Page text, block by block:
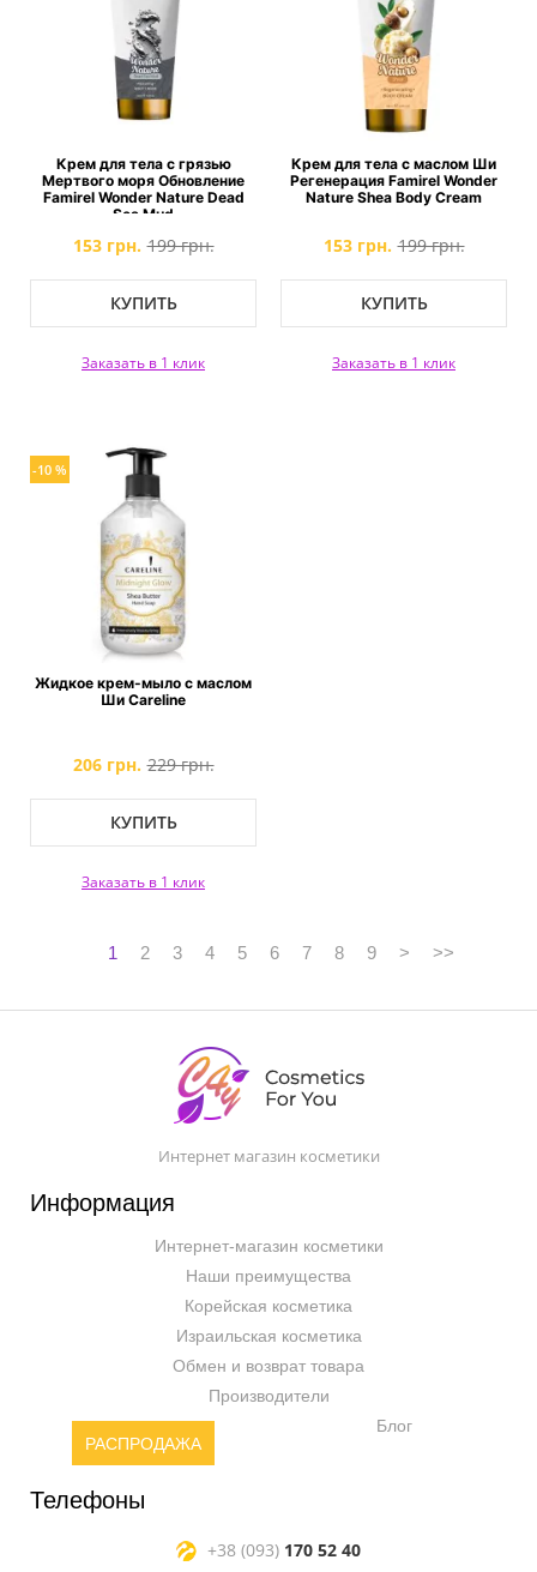
Крем для тела с грязью
Мертвого моря Обновление
Famirel Wonder Nature Dead
Sea Mud
153 грн. 199 грн.
КУПИТЬ
Заказать в 1 клик
Крем для тела с маслом Ши
Регенерация Famirel Wonder
Nature Shea Body Cream
153 грн. 199 грн.
КУПИТЬ
Заказать в 1 клик
-10 %
Жидкое крем-мыло с маслом
Ши Careline
206 грн. 229 грн.
КУПИТЬ
Заказать в 1 клик
1 2 3 4 5 6 7 8 9 > >>
Интернет магазин косметики
Информация
Интернет-магазин косметики
Наши преимущества
Корейская косметика
Израильская косметика
Обмен и возврат товара
Производители
РАСПРОДАЖА
Блог
Телефоны
+38 (093) 170 52 40